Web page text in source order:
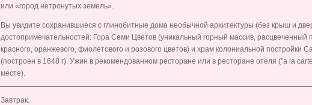
или «город нетронутых земель».
Вы увидите сохранившиеся с глинобитные дома необычной архитектуры (без крыш и
достопримечательностей: Гора Семи Цветов (уникальный горный массив, расцвеченный
красного, оранжевого, фиолетового и розового цветов) и храм колониальной постройки
(построен в 1648 г). Ужин в рекомендованном ресторане или в ресторане отеля ("a la
месте).
Завтрак.